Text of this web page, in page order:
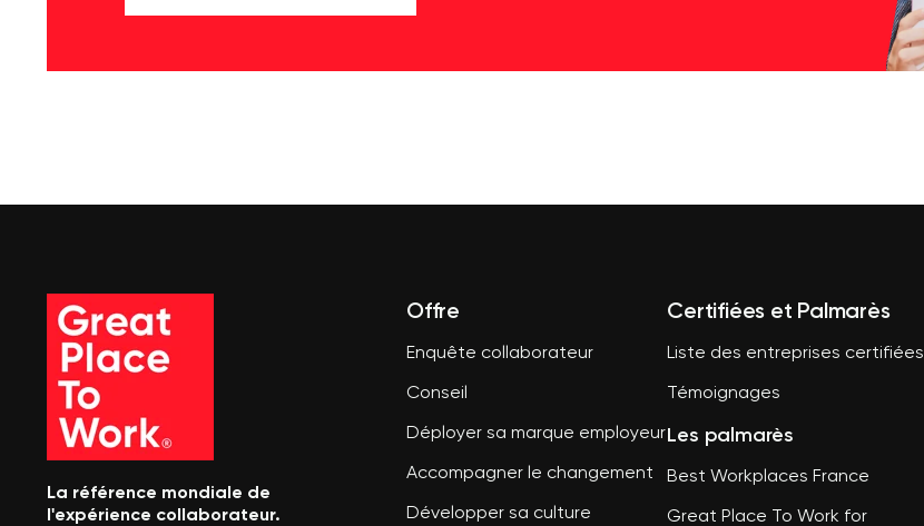
La référence mondiale de
l'expérience collaborateur.
Offre
Enquête collaborateur
Conseil
Déployer sa marque employeur
Accompagner le changement
Développer sa culture
Certifiées et Palmarès
Liste des entreprises certifiées
Témoignages
Les palmarès
Best Workplaces France
Great Place To Work for